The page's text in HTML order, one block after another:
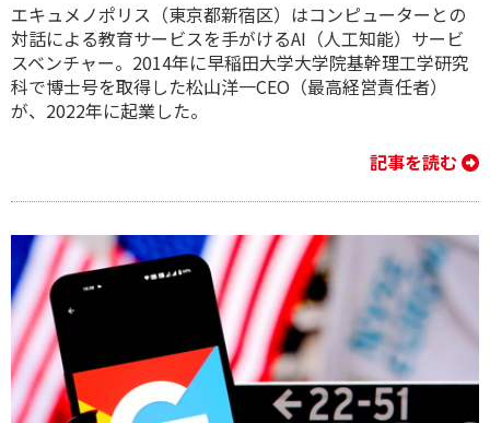
エキュメノポリス（東京都新宿区）はコンピューターとの
対話による教育サービスを手がけるAI（人工知能）サービ
スベンチャー。2014年に早稲田大学大学院基幹理工学研究
科で博士号を取得した松山洋一CEO（最高経営責任者）
が、2022年に起業した。
記事を読む